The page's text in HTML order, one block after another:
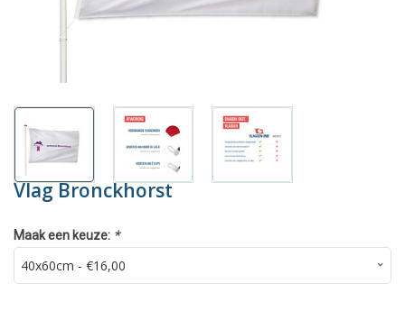
Vlag Bronckhorst
Maak een keuze: *